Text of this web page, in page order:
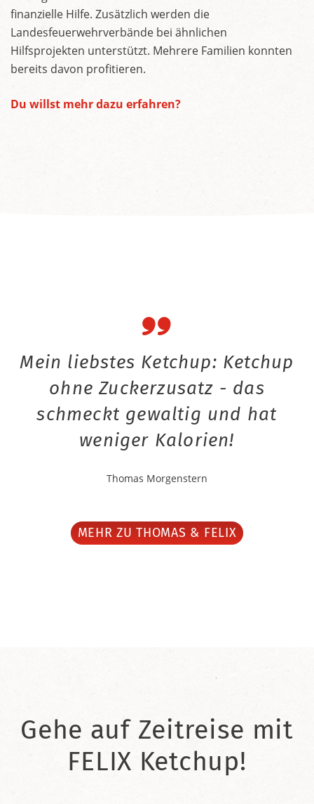
finanzielle Hilfe. Zusätzlich werden die
Landesfeuerwehrverbände bei ähnlichen
Hilfsprojekten unterstützt. Mehrere Familien konnten
bereits davon profitieren.
Du willst mehr dazu erfahren?
Mein liebstes Ketchup: Ketchup
ohne Zuckerzusatz - das
schmeckt gewaltig und hat
weniger Kalorien!
Thomas Morgenstern
MEHR ZU THOMAS & FELIX
Gehe auf Zeitreise mit
FELIX Ketchup!